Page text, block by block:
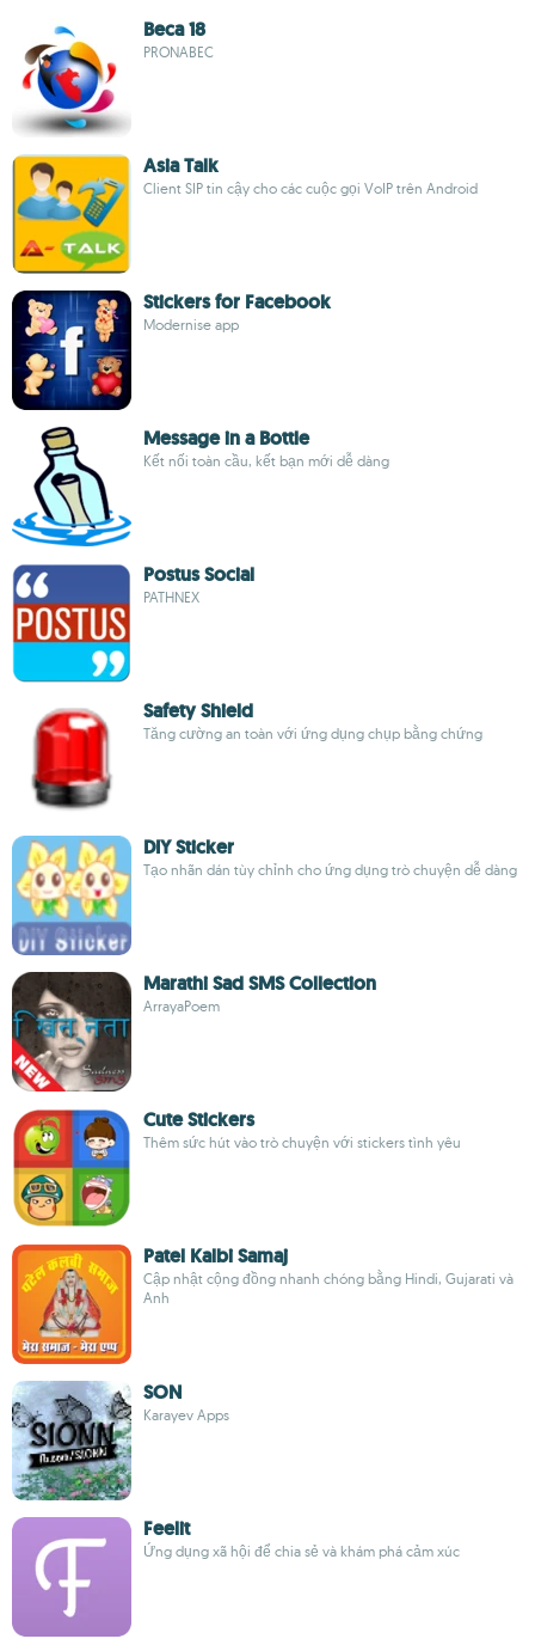
Beca 18
PRONABEC
Asia Talk
Client SIP tin cậy cho các cuộc gọi VoIP trên Android
Stickers for Facebook
Modernise app
Message in a Bottle
Kết nối toàn cầu, kết bạn mới dễ dàng
Postus Social
PATHNEX
Safety Shield
Tăng cường an toàn với ứng dụng chụp bằng chứng
DIY Sticker
Tạo nhãn dán tùy chỉnh cho ứng dụng trò chuyện dễ dàng
Marathi Sad SMS Collection
ArrayaPoem
Cute Stickers
Thêm sức hút vào trò chuyện với stickers tình yêu
Patel Kalbi Samaj
Cập nhật cộng đồng nhanh chóng bằng Hindi, Gujarati và
Anh
SON
Karayev Apps
Feelit
Ứng dụng xã hội để chia sẻ và khám phá cảm xúc